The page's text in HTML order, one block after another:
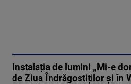
Instalația de lumini „Mi-e
de Ziua Îndrăgostiților și în